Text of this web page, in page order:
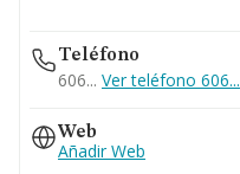
Teléfono
606... Ver teléfono 606...
Web
Añadir Web